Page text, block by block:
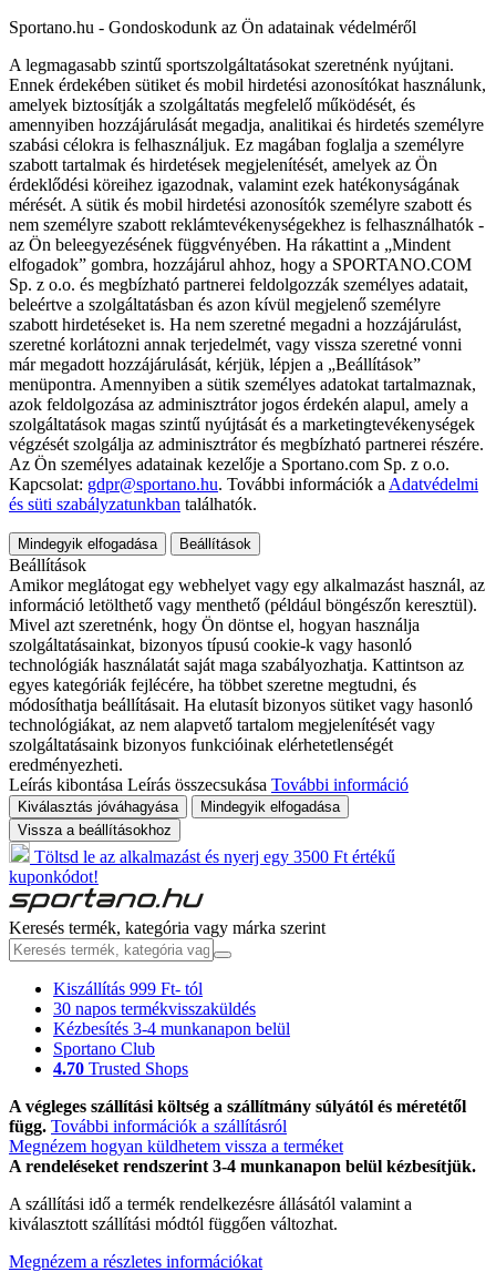
Sportano.hu - Gondoskodunk az Ön adatainak védelméről
A legmagasabb szintű sportszolgáltatásokat szeretnénk nyújtani.
Ennek érdekében sütiket és mobil hirdetési azonosítókat használunk,
amelyek biztosítják a szolgáltatás megfelelő működését, és
amennyiben hozzájárulását megadja, analitikai és hirdetés személyre
szabási célokra is felhasználjuk. Ez magában foglalja a személyre
szabott tartalmak és hirdetések megjelenítését, amelyek az Ön
érdeklődési köreihez igazodnak, valamint ezek hatékonyságának
mérését. A sütik és mobil hirdetési azonosítók személyre szabott és
nem személyre szabott reklámtevékenységekhez is felhasználhatók -
az Ön beleegyezésének függvényében. Ha rákattint a „Mindent
elfogadok” gombra, hozzájárul ahhoz, hogy a SPORTANO.COM
Sp. z o.o. és megbízható partnerei feldolgozzák személyes adatait,
beleértve a szolgáltatásban és azon kívül megjelenő személyre
szabott hirdetéseket is. Ha nem szeretné megadni a hozzájárulást,
szeretné korlátozni annak terjedelmét, vagy vissza szeretné vonni
már megadott hozzájárulását, kérjük, lépjen a „Beállítások”
menüpontra. Amennyiben a sütik személyes adatokat tartalmaznak,
azok feldolgozása az adminisztrátor jogos érdekén alapul, amely a
szolgáltatások magas szintű nyújtását és a marketingtevékenységek
végzését szolgálja az adminisztrátor és megbízható partnerei részére.
Az Ön személyes adatainak kezelője a Sportano.com Sp. z o.o.
Kapcsolat: gdpr@sportano.hu. További információk a Adatvédelmi
és süti szabályzatunkban találhatók.
Mindegyik elfogadása Beállítások
Beállítások
Amikor meglátogat egy webhelyet vagy egy alkalmazást használ, az
információ letölthető vagy menthető (például böngészőn keresztül).
Mivel azt szeretnénk, hogy Ön döntse el, hogyan használja
szolgáltatásainkat, bizonyos típusú cookie-k vagy hasonló
technológiák használatát saját maga szabályozhatja. Kattintson az
egyes kategóriák fejlécére, ha többet szeretne megtudni, és
módosíthatja beállításait. Ha elutasít bizonyos sütiket vagy hasonló
technológiákat, az nem alapvető tartalom megjelenítését vagy
szolgáltatásaink bizonyos funkcióinak elérhetetlenségét
eredményezheti.
Leírás kibontása Leírás összecsukása További információ
Kiválasztás jóváhagyása
Mindegyik elfogadása
Vissza a beállításokhoz
Töltsd le az alkalmazást és nyerj egy 3500 Ft értékű
kuponkódot!
Keresés termék, kategória vagy márka szerint
Kiszállítás 999 Ft- tól
30 napos termékvisszaküldés
Kézbesítés 3-4 munkanapon belül
Sportano Club
4.70 Trusted Shops
A végleges szállítási költség a szállítmány súlyától és méretétől
függ. További információk a szállításról
Megnézem hogyan küldhetem vissza a terméket
A rendeléseket rendszerint 3-4 munkanapon belül kézbesítjük.
A szállítási idő a termék rendelkezésre állásától valamint a
kiválasztott szállítási módtól függően változhat.
Megnézem a részletes információkat